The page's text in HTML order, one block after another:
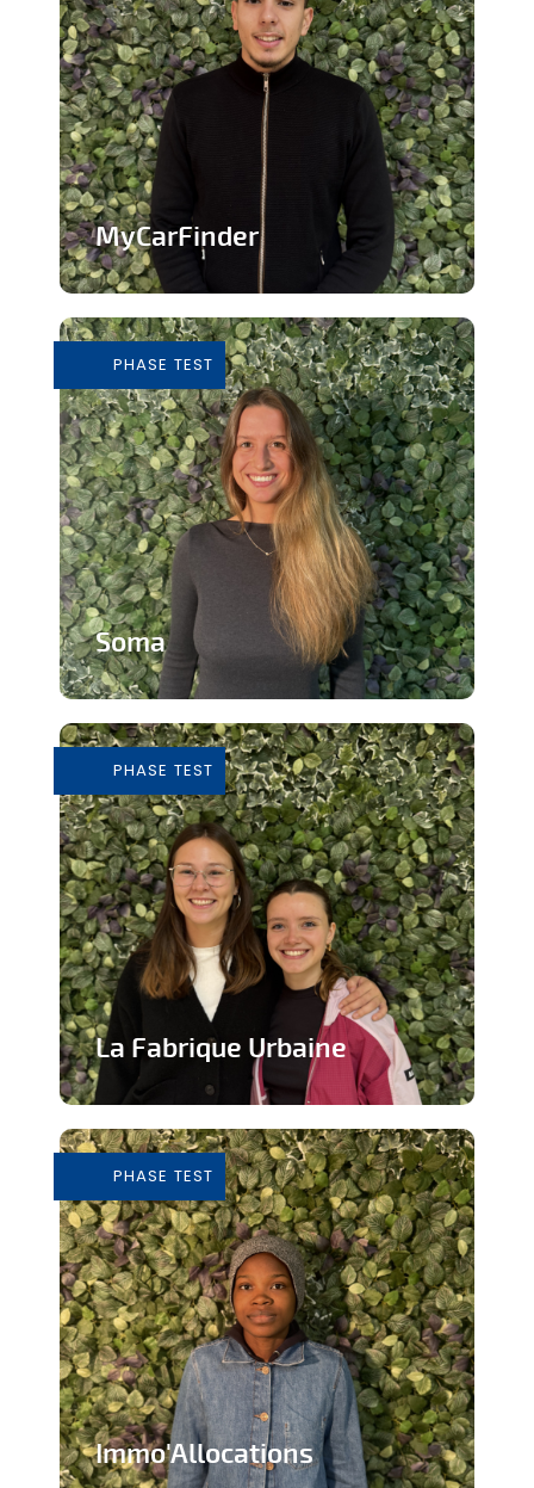
MyCarFinder
d'occasion
En savoir plus
PHASE TEST
Soma
immersive
En savoir plus
PHASE TEST
La Fabrique Urbaine
outils pour consommer de façon...
En savoir plus
PHASE TEST
Immo'Allocations